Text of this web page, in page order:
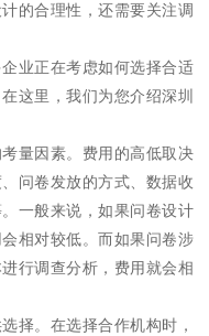
的合理性，还需要关注调
业正在考虑如何选择合适
这里，我们为您介绍深圳
量因素。费用的高低取决
问卷发放的方式、数据收
一般来说，如果问卷设计
相对较低。而如果问卷涉
行调查分析，费用就会相
择。在选择合作机构时，